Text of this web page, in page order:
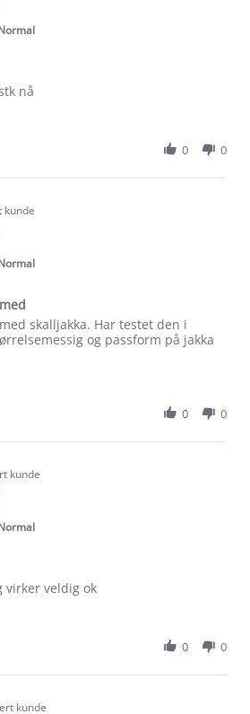
rating
nå
0 0
kunde
rating
skalljakka. Har testet den i
og passform på jakka
0 0
kunde
rating
virker veldig ok
0 0
kunde